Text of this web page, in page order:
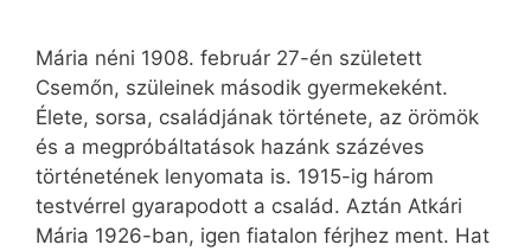
Mária néni 1908. február 27-én született
Csemőn, szüleinek második gyermekeként.
Élete, sorsa, családjának története, az örömök
és a megpróbáltatások hazánk százéves
történetének lenyomata is. 1915-ig három
testvérrel gyarapodott a család. Aztán Atkári
Mária 1926-ban, igen fiatalon férjhez ment. Hat